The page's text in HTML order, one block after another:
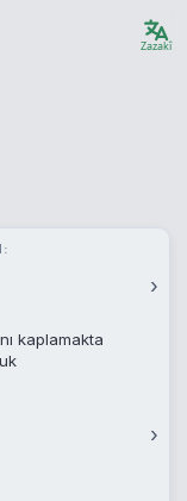
Zazakî
›
kaplamakta
›